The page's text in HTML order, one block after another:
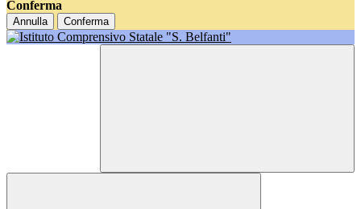
Conferma
Annulla Conferma